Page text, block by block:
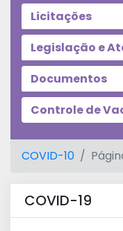
Licitações
Legislação e
Documentos
Controle de
COVID-10
COVID-19